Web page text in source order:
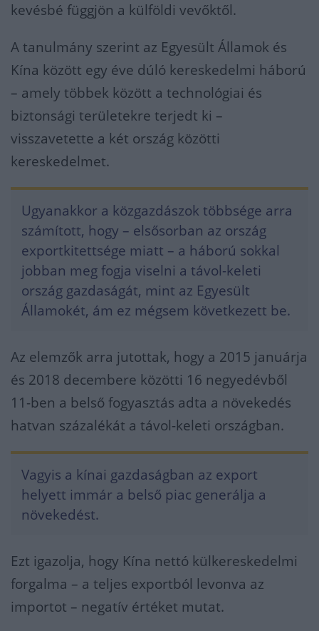
kevésbé függjön a külföldi vevőktől.
A tanulmány szerint az Egyesült Államok és
Kína között egy éve dúló kereskedelmi háború
– amely többek között a technológiai és
biztonsági területekre terjedt ki –
visszavetette a két ország közötti
kereskedelmet.
Ugyanakkor a közgazdászok többsége arra
számított, hogy – elsősorban az ország
exportkitettsége miatt – a háború sokkal
jobban meg fogja viselni a távol-keleti
ország gazdaságát, mint az Egyesült
Államokét, ám ez mégsem következett be.
Az elemzők arra jutottak, hogy a 2015 januárja
és 2018 decembere közötti 16 negyedévből
11-ben a belső fogyasztás adta a növekedés
hatvan százalékát a távol-keleti országban.
Vagyis a kínai gazdaságban az export
helyett immár a belső piac generálja a
növekedést.
Ezt igazolja, hogy Kína nettó külkereskedelmi
forgalma – a teljes exportból levonva az
importot – negatív értéket mutat.